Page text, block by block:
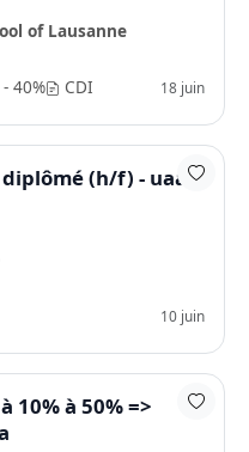
of Lausanne
40% CDI 18 juin
(h/f) - uaa -
10 juin
à 50% =>